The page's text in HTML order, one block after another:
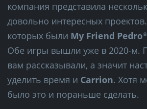
компания представила
довольно интересных
которых были My Friend Pedro
Обе игры вышли уже в 2020-м.
вам рассказывали, а значит
уделить время и Carrion. Хотя
было это и пораньше сделать.